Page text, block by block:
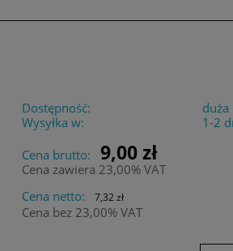
Dostępność:
duża
Wysyłka w:
1-2
Cena brutto:
9,00 zł
Cena zawiera 23,00% VAT
Cena netto:
7,32 zł
Cena bez 23,00% VAT